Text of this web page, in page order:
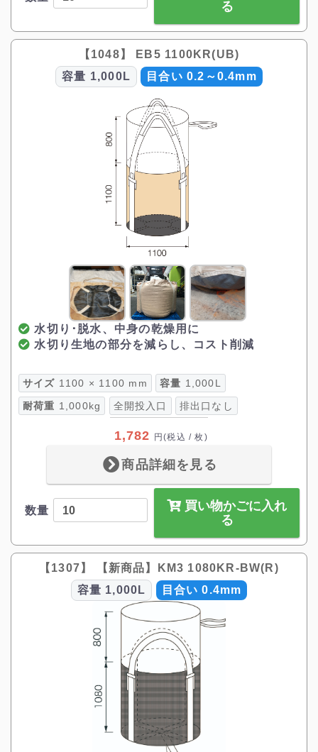
る
【1048】 EB5 1100KR(UB)
容量 1,000L 目合い 0.2～0.4mm
水切り･脱水、中身の乾燥用に
水切り生地の部分を減らし、コスト削減
サイズ 1100 × 1100 mm 容量 1,000L
耐荷重 1,000kg 全開投入口 排出口なし
1,782 円(税込 / 枚)
商品詳細を見る
数量
買い物かごに入れ
る
【1307】 【新商品】KM3 1080KR-BW(R)
容量 1,000L 目合い 0.4mm